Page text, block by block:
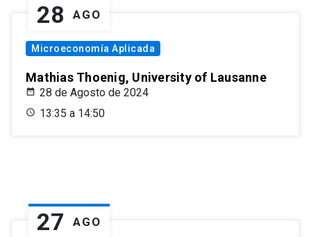
28 AGO
Microeconomía Aplicada
Mathias Thoenig, University of Lausanne
28 de Agosto de 2024
13:35 a 14:50
27 AGO